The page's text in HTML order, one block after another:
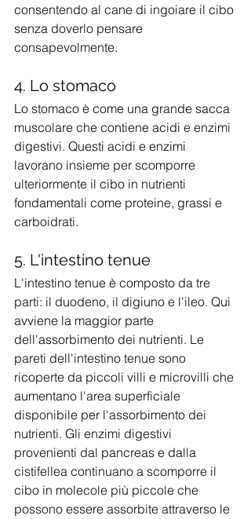
consentendo al cane di ingoiare il cibo
senza doverlo pensare
consapevolmente.
4. Lo stomaco
Lo stomaco è come una grande sacca
muscolare che contiene acidi e enzimi
digestivi. Questi acidi e enzimi
lavorano insieme per scomporre
ulteriormente il cibo in nutrienti
fondamentali come proteine, grassi e
carboidrati.
5. L'intestino tenue
L'intestino tenue è composto da tre
parti: il duodeno, il digiuno e l'ileo. Qui
avviene la maggior parte
dell'assorbimento dei nutrienti. Le
pareti dell'intestino tenue sono
ricoperte da piccoli villi e microvilli che
aumentano l'area superficiale
disponibile per l'assorbimento dei
nutrienti. Gli enzimi digestivi
provenienti dal pancreas e dalla
cistifellea continuano a scomporre il
cibo in molecole più piccole che
possono essere assorbite attraverso le